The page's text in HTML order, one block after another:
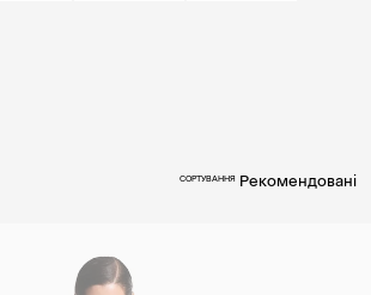
СОРТУВАННЯ Рекомендовані